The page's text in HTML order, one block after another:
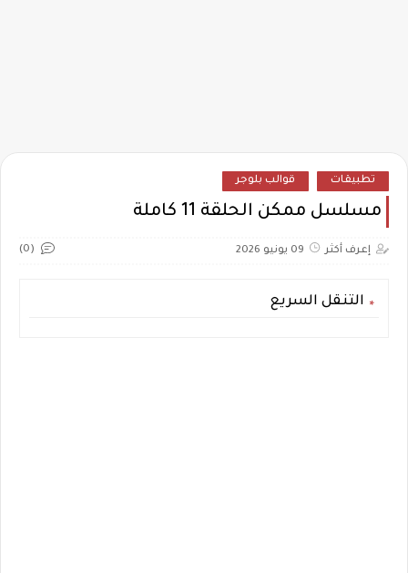
تطبيقات قوالب بلوجر
مسلسل ممكن الحلقة 11 كاملة
إعرف أكثر 09 يونيو 2026 (0)
التنقل السريع